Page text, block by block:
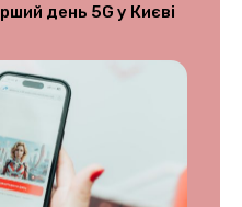
день 5G у Києві